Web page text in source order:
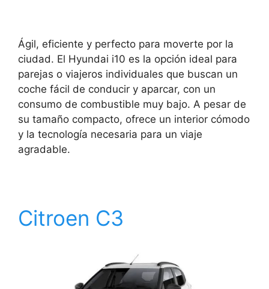
Ágil, eficiente y perfecto para moverte por la
ciudad. El Hyundai i10 es la opción ideal para
parejas o viajeros individuales que buscan un
coche fácil de conducir y aparcar, con un
consumo de combustible muy bajo. A pesar de
su tamaño compacto, ofrece un interior cómodo
y la tecnología necesaria para un viaje
agradable.
Citroen C3